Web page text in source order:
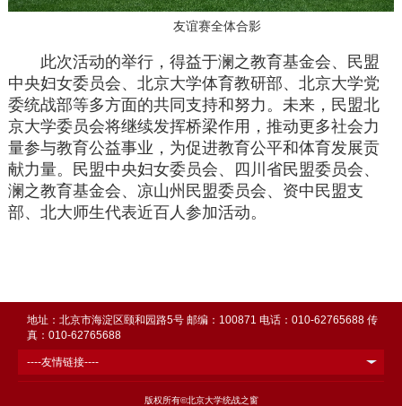
友谊赛全体合影
此次活动的举行，得益于澜之教育基金会、民盟
中央妇女委员会、北京大学体育教研部、北京大学党
委统战部等多方面的共同支持和努力。未来，民盟北
京大学委员会将继续发挥桥梁作用，推动更多社会力
量参与教育公益事业，为促进教育公平和体育发展贡
献力量。民盟中央妇女委员会、四川省民盟委员会、
澜之教育基金会、凉山州民盟委员会、资中民盟支
部、北大师生代表近百人参加活动。
地址：北京市海淀区颐和园路5号 邮编：100871 电话：010-62765688 传
真：010-62765688
----友情链接----
版权所有©北京大学统战之窗